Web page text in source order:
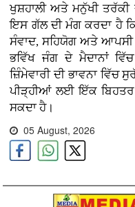
ਖੁਸ਼ਹਾਲੀ ਅਤੇ ਮਨੁੱਖੀ
ਇਸ ਗੱਲ ਦੀ ਮੰਗ ਕਰਦਾ ਹੈ
ਸੰਵਾਦ, ਸਹਿਯੋਗ ਅਤੇ ਆਪਸੀ
ਭਵਿੱਖ ਜੰਗ ਦੇ ਮੈਦਾਨਾਂ
ਜ਼ਿੰਮੇਵਾਰੀ ਦੀ ਭਾਵਨਾ
ਪੀੜ੍ਹੀਆਂ ਲਈ ਇੱਕ ਬਿਹਤਰ
ਸਕਦਾ ਹੈ।
05 August, 2026